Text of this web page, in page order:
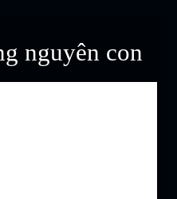
nguyên con